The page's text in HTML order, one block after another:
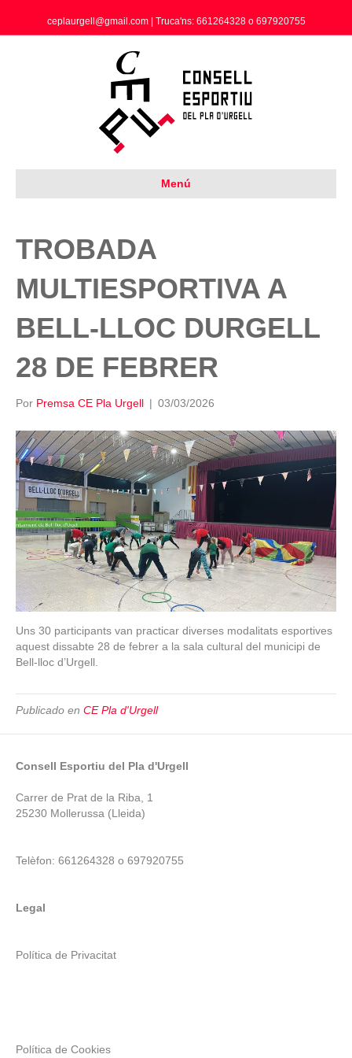
ceplaurgell@gmail.com | Truca'ns: 661264328 o 697920755
Menú
TROBADA
MULTIESPORTIVA A
BELL-LLOC DURGELL
28 DE FEBRER
Por Premsa CE Pla Urgell | 03/03/2026
Uns 30 participants van practicar diverses modalitats esportives
aquest dissabte 28 de febrer a la sala cultural del municipi de
Bell-lloc d’Urgell.
Publicado en CE Pla d'Urgell
Consell Esportiu del Pla d'Urgell
Carrer de Prat de la Riba, 1
25230 Mollerussa (Lleida)
Telèfon: 661264328 o 697920755
Legal
Política de Privacitat
Política de Cookies